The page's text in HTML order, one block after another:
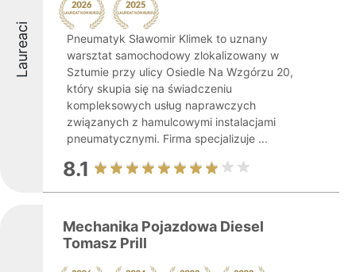
Laureaci
Pneumatyk Sławomir Klimek to uznany
warsztat samochodowy zlokalizowany w
Sztumie przy ulicy Osiedle Na Wzgórzu 20,
który skupia się na świadczeniu
kompleksowych usług naprawczych
związanych z hamulcowymi instalacjami
pneumatycznymi. Firma specjalizuje ...
8.1
Mechanika Pojazdowa Diesel
Tomasz Prill